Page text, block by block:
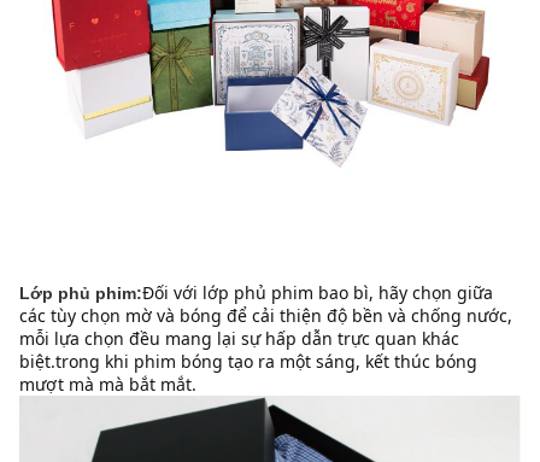
Lớp phủ phim:Đối với lớp phủ phim bao bì, hãy chọn giữa
các tùy chọn mờ và bóng để cải thiện độ bền và chống nước,
mỗi lựa chọn đều mang lại sự hấp dẫn trực quan khác
biệt.trong khi phim bóng tạo ra một sáng, kết thúc bóng
mượt mà mà bắt mắt.